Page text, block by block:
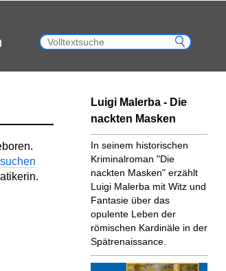
Luigi Malerba - Die
nackten Masken
In seinem historischen
Kriminalroman "Die
nackten Masken" erzählt
Luigi Malerba mit Witz und
Fantasie über das
opulente Leben der
römischen Kardinäle in der
Spätrenaissance.